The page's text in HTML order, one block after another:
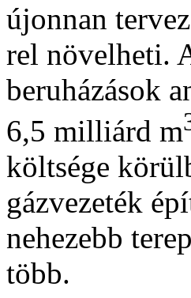
újonnan
rel növelheti.
beruházások
6,5 milliárd m
költsége
gázvezeték
nehezebb
több.